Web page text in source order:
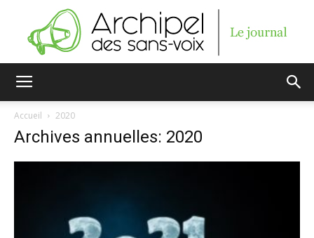
sans-
Accueil 2020
Archives annuelles: 2020